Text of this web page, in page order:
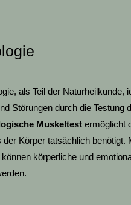
als Teil der Naturheilkunde,
Störungen durch die Testung
Muskeltest ermöglicht
Körper tatsächlich benötigt.
körperliche und